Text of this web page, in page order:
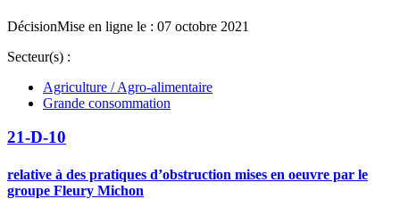
DécisionMise en ligne le : 07 octobre 2021
Secteur(s) :
Agriculture / Agro-alimentaire
Grande consommation
21-D-10
relative à des pratiques d’obstruction mises en oeuvre par le
groupe Fleury Michon